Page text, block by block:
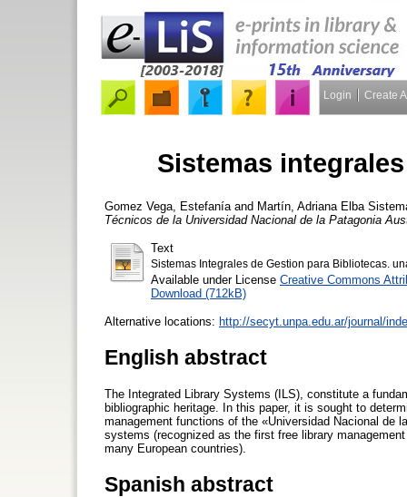
Login Create
Sistemas
Gomez Vega, Estefanía and Martín, Adriana Elba
Técnicos de la Universidad Nacional de la Patagonia
Text
Sistemas Integrales de Gestion para Bibliotecas.
Available under License Creative Commons
Download (712kB)
Alternative locations: http://secyt.unpa.edu.ar/journal/
English abstract
The Integrated Library Systems (ILS), constitute a
bibliographic heritage. In this paper, it is sought to
management functions of the «Universidad Nacional de
systems (recognized as the first free library
many European countries).
Spanish abstract